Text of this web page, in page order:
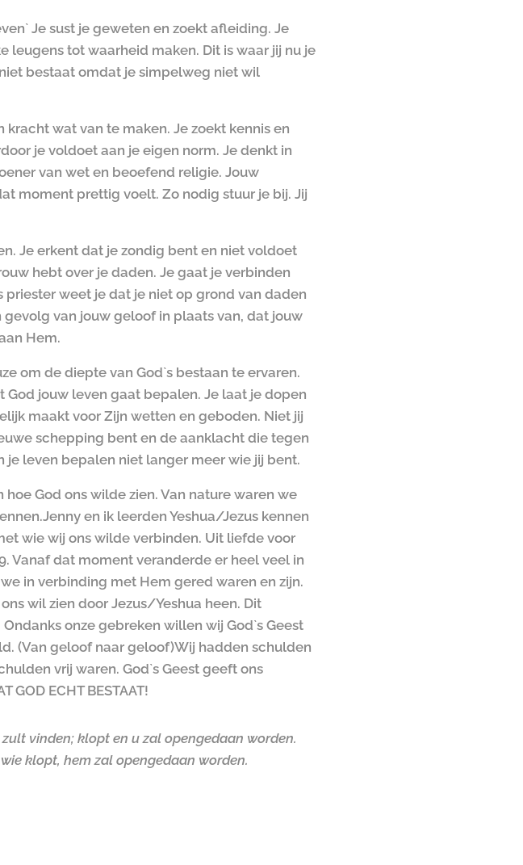
Je sust je geweten en zoekt afleiding. Je
leugens tot waarheid maken. Dit is waar jij nu je
bestaat omdat je simpelweg niet wil
wat van te maken. Je zoekt kennis en
je voldoet aan je eigen norm. Je denkt in
van wet en beoefend religie. Jouw
moment prettig voelt. Zo nodig stuur je bij. Jij
Je erkent dat je zondig bent en niet voldoet
hebt over je daden. Je gaat je verbinden
weet je dat je niet op grond van daden
van jouw geloof in plaats van, dat jouw
Hem.
om de diepte van God`s bestaan te ervaren.
jouw leven gaat bepalen. Je laat je dopen
maakt voor Zijn wetten en geboden. Niet jij
schepping bent en de aanklacht die tegen
leven bepalen niet langer meer wie jij bent.
God ons wilde zien. Van nature waren we
Jenny en ik leerden Yeshua/Jezus kennen
wie wij ons wilde verbinden. Uit liefde voor
Vanaf dat moment veranderde er heel veel in
in verbinding met Hem gered waren en zijn.
wil zien door Jezus/Yeshua heen. Dit
onze gebreken willen wij God`s Geest
(Van geloof naar geloof)Wij hadden schulden
vrij waren. God`s Geest geeft ons
GOD ECHT BESTAAT!
vinden; klopt en u zal opengedaan worden.
klopt, hem zal opengedaan worden.